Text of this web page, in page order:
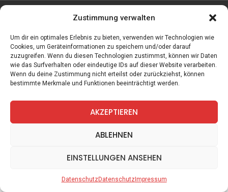
Zustimmung verwalten
Um dir ein optimales Erlebnis zu bieten, verwenden wir Technologien wie
Cookies, um Geräteinformationen zu speichern und/oder darauf
zuzugreifen. Wenn du diesen Technologien zustimmst, können wir Daten
wie das Surfverhalten oder eindeutige IDs auf dieser Website verarbeiten.
Wenn du deine Zustimmung nicht erteilst oder zurückziehst, können
bestimmte Merkmale und Funktionen beeinträchtigt werden.
AKZEPTIEREN
ABLEHNEN
EINSTELLUNGEN ANSEHEN
DatenschutzDatenschutzImpressum
facebook instagram
Spiele Zitate Kontakt Datenschutz Impressum